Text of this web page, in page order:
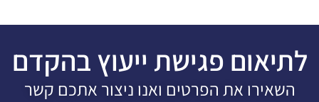
לתיאום פגישת ייעוץ בהקדם
השאירו את הפרטים ואנו ניצור אתכם קשר